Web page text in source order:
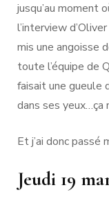
jusqu’au moment
l’interview
mis une angoisse
toute l’équipe de
faisait une gueule
dans ses yeux…ça
Et j’ai donc passé
Jeudi 19